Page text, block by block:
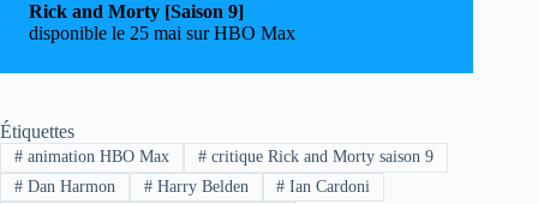
Rick and Morty [Saison 9]
disponible le 25 mai sur HBO Max
Étiquettes
#animation HBO Max #critique Rick and Morty saison 9
#Dan Harmon #Harry Belden # Ian Cardoni